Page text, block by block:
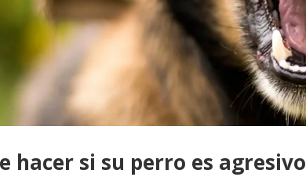
hacer si su perro es agresivo